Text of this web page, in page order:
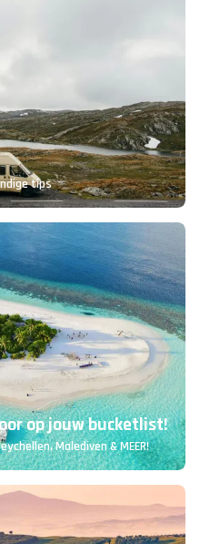
tips
op jouw bucketlist!
Malediven & MEER!